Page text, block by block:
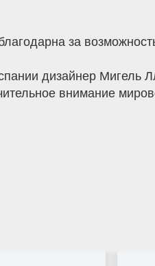
за
дизайнер Мигель
внимание